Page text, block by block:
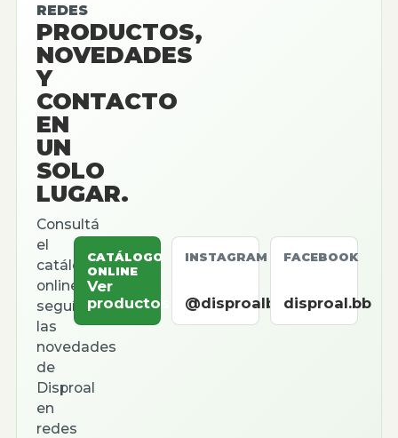
REDES
PRODUCTOS,
NOVEDADES
Y
CONTACTO
EN
UN
SOLO
LUGAR.
Consultá
el
catálogo
online,
seguí
las
novedades
de
Disproal
en
redes
CATÁLOGO
ONLINE
Ver
productos
INSTAGRAM
@disproalbb
FACEBOOK
disproal.bb